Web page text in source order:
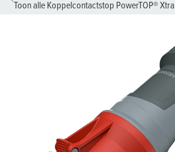
Toon alle Koppelcontactstop PowerTOP® Xtra